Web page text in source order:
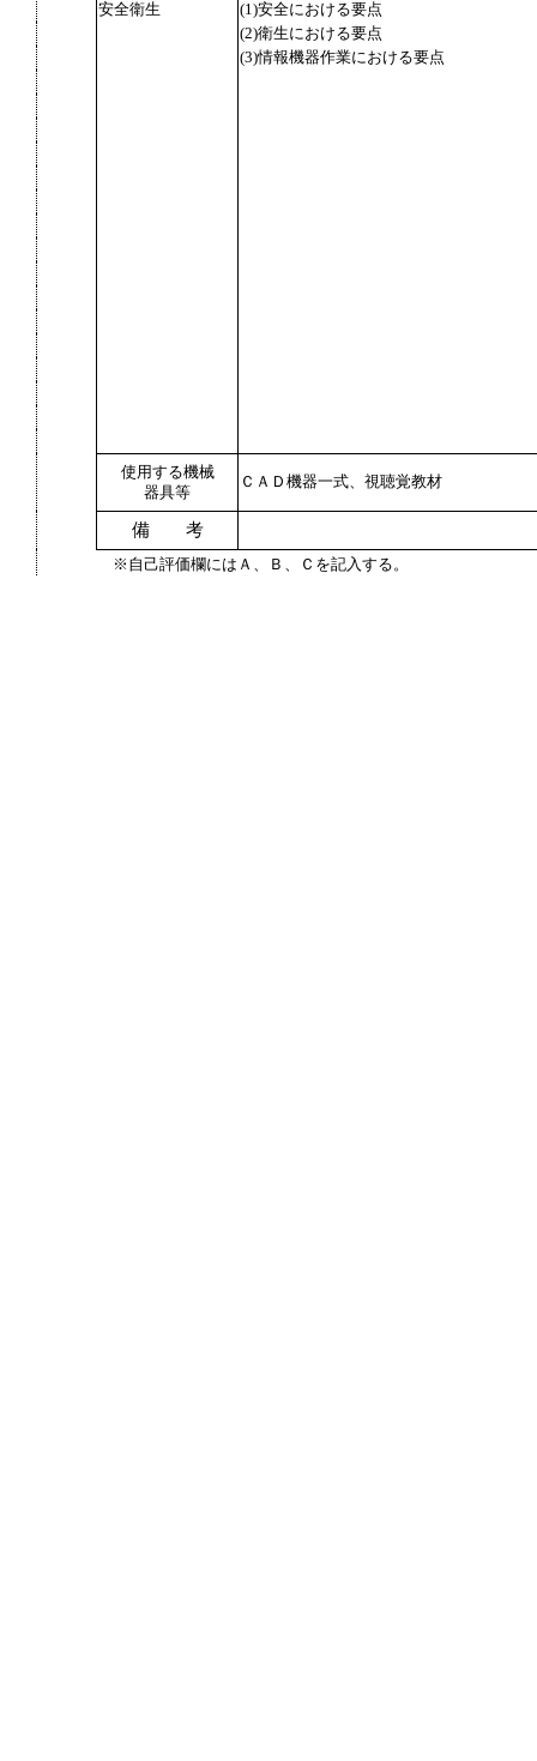
安全衛生
(1)安全における要点
(2)衛生における要点
(3)情報機器作業における要点
使用する機械
器具等
ＣＡＤ機器一式、視聴覚教材
備 考
※自己評価欄にはＡ、Ｂ、Ｃを記入する。